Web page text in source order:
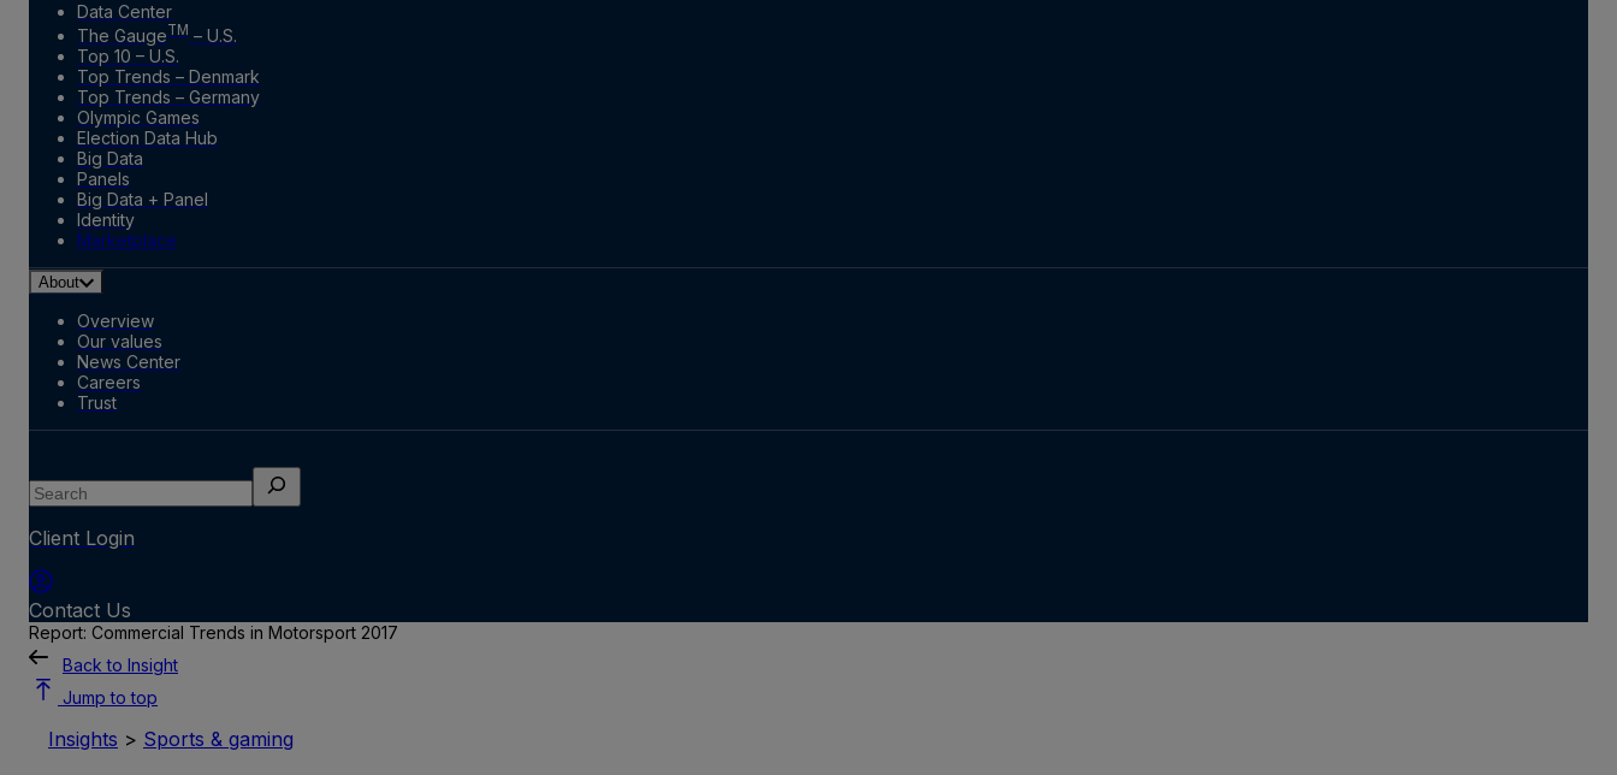
Data Center
The GaugeTM – U.S.
Top 10 – U.S.
Top Trends – Denmark
Top Trends – Germany
Olympic Games
Election Data Hub
Big Data
Panels
Big Data + Panel
Identity
Marketplace
About
Overview
Our values
News Center
Careers
Trust
Search
Client Login
Contact Us
Report: Commercial Trends in Motorsport 2017
Back to Insight
Jump to top
Insights > Sports & gaming